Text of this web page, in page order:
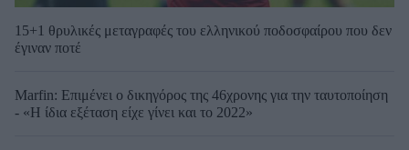
15+1 θρυλικές μεταγραφές του ελληνικού ποδοσφαίρου που δεν
έγιναν ποτέ
Marfin: Επιμένει ο δικηγόρος της 46χρονης για την ταυτοποίηση
- «Η ίδια εξέταση είχε γίνει και το 2022»